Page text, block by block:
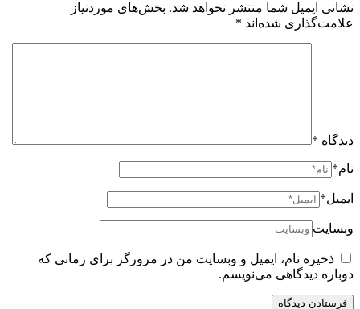
نشانی ایمیل شما منتشر نخواهد شد. بخش‌های موردنیاز
علامت‌گذاری شده‌اند *
دیدگاه *
نام*
ایمیل*
وبسایت
ذخیره نام، ایمیل و وبسایت من در مرورگر برای زمانی که
دوباره دیدگاهی می‌نویسم.